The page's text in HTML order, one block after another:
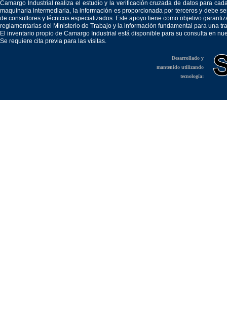
Camargo Industrial realiza el estudio y la verificación cruzada de datos para
maquinaria intermediaria, la información es proporcionada por terceros y debe
de consultores y técnicos especializados. Este apoyo tiene como objetivo
reglamentarias del Ministerio de Trabajo y la información fundamental para una
El inventario propio de Camargo Industrial está disponible para su consulta en
Se requiere cita previa para las visitas.
Desarrollado y
mantenido utilizando
tecnología: